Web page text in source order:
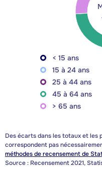
< 15 ans
15 à 24 ans
25 à 44 ans
45 à 64 ans
> 65 ans
Des écarts dans les totaux et les
correspondent pas
méthodes de recensement de
Source : Recensement 2021,